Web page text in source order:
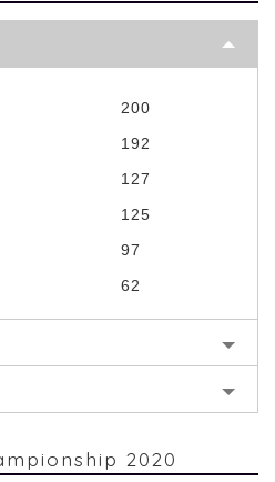
200
192
127
125
97
62
2020